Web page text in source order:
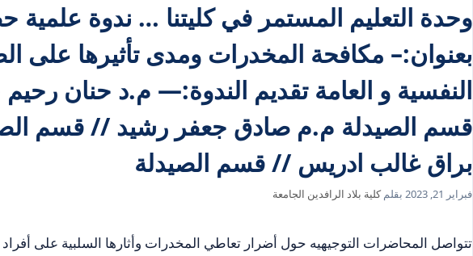
وحدة التعليم المستمر في كليتنا … ندوة علمية
بعنوان:– مكافحة المخدرات ومدى تأثيرها على
النفسية و العامة تقديم الندوة:— م.د حنان
قسم الصيدلة م.م صادق جعفر رشيد // قسم
براق غالب ادريس // قسم الصيدلة
فبراير 21, 2023 بقلمكلية بلاد الرافدين الجامعة
تتواصل المحاضرات التوجيهيه حول أضرار تعاطي المخدرات وأثارها السلبية على